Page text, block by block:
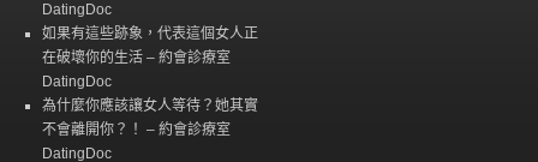
DatingDoc
如果有這些跡象，代表這個女人正
在破壞你的生活 – 約會診療室
DatingDoc
為什麼你應該讓女人等待？她其實
不會離開你？！ – 約會診療室
DatingDoc